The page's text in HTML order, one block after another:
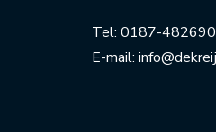
Tel: 0187-482690
E-mail: